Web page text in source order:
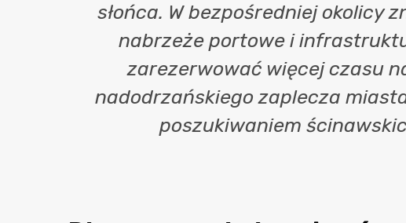
słońca. W bezpośredniej okolicy
nabrzeże portowe i
zarezerwować więcej czasu
nadodrzańskiego zaplecza
poszukiwaniem